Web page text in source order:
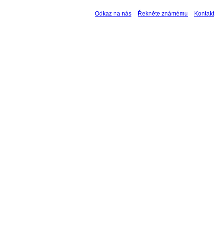
Odkaz na nás Řekněte známému Kontakt